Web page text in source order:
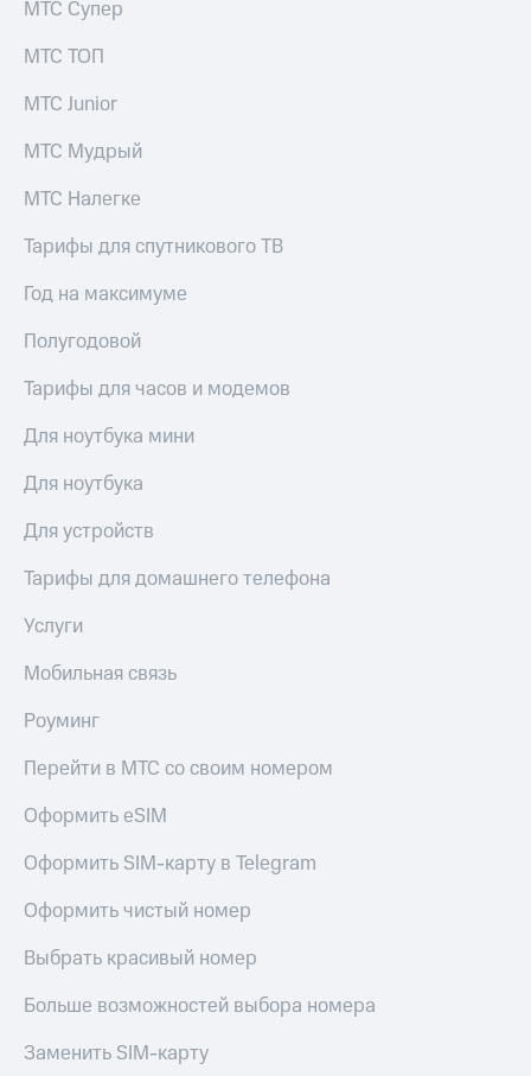
МТС Супер
МТС ТОП
МТС Junior
МТС Мудрый
МТС Налегке
Тарифы для спутникового ТВ
Год на максимуме
Полугодовой
Тарифы для часов и модемов
Для ноутбука мини
Для ноутбука
Для устройств
Тарифы для домашнего телефона
Услуги
Мобильная связь
Роуминг
Перейти в МТС со своим номером
Оформить eSIM
Оформить SIM-карту в Telegram
Оформить чистый номер
Выбрать красивый номер
Больше возможностей выбора номера
Заменить SIM-карту